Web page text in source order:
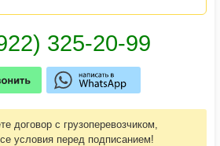
договор с грузоперевозчиком,
условия перед подписанием!